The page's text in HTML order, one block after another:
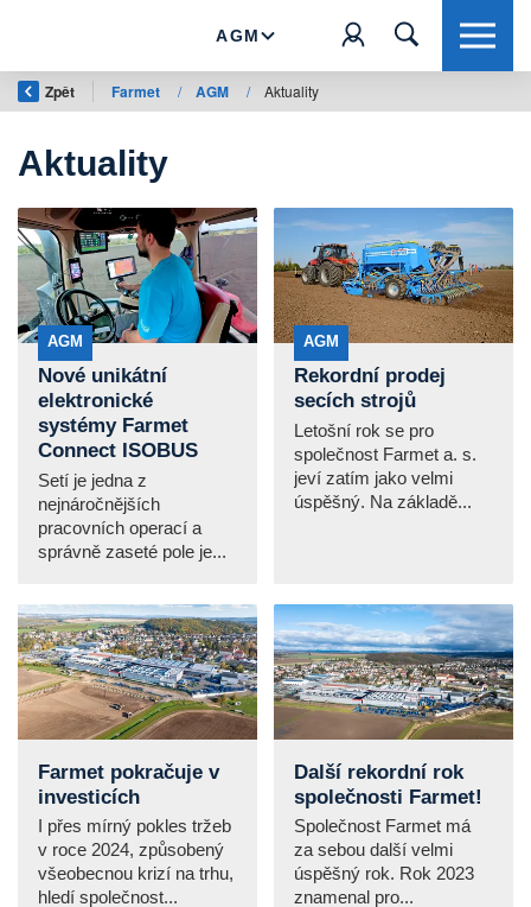
AGM
Zpět Farmet / AGM / Aktuality
Aktuality
AGM
Nové unikátní
elektronické
systémy Farmet
Connect ISOBUS
Setí je jedna z
nejnáročnějších
pracovních operací a
správně zaseté pole je...
AGM
Rekordní prodej
secích strojů
Letošní rok se pro
společnost Farmet a. s.
jeví zatím jako velmi
úspěšný. Na základě...
Farmet pokračuje v
investicích
I přes mírný pokles tržeb
v roce 2024, způsobený
všeobecnou krizí na trhu,
hledí společnost...
Další rekordní rok
společnosti Farmet!
Společnost Farmet má
za sebou další velmi
úspěšný rok. Rok 2023
znamenal pro...